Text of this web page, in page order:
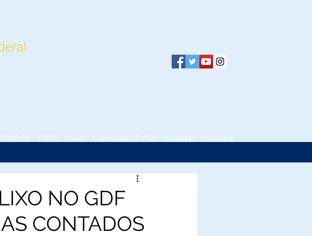
CSRP-DF LZS10 Social Comissões TV Elo Sugestão Contatos
NO GDF
CONTADOS